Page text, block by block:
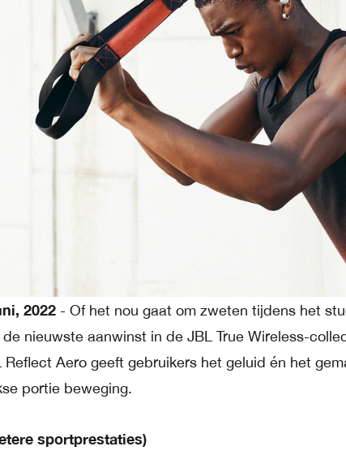
2022 - Of het nou gaat om zweten tijdens het
nieuwste aanwinst in de JBL True Wireless-
Reflect Aero geeft gebruikers het geluid én het
portie beweging.
sportprestaties)